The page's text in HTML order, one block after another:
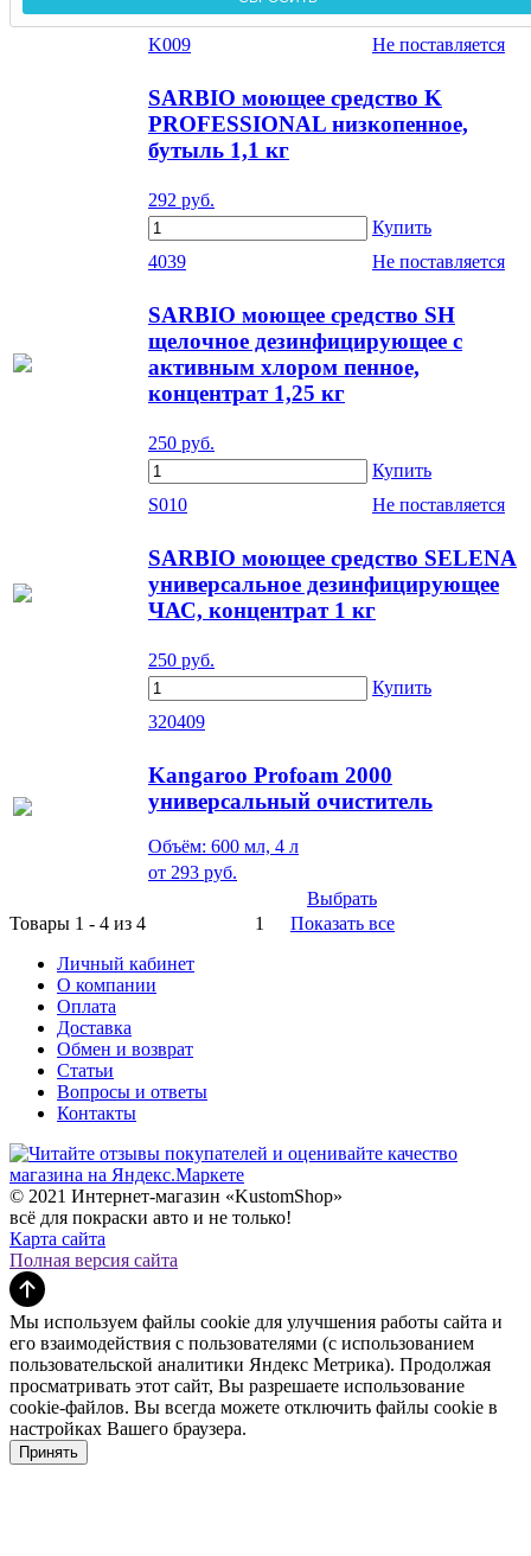
K009 Не поставляется
SARBIO моющее средство K
PROFESSIONAL низкопенное,
бутыль 1,1 кг
292 руб.
Купить
4039
Не поставляется
SARBIO моющее средство SH
щелочное дезинфицирующее с
активным хлором пенное,
концентрат 1,25 кг
250 руб.
Купить
S010
Не поставляется
SARBIO моющее средство SELENA
универсальное дезинфицирующее
ЧАС, концентрат 1 кг
250 руб.
Купить
320409
Kangaroo Profoam 2000
универсальный очиститель
Объём: 600 мл, 4 л
от 293 руб.
Выбрать
Товары 1 - 4 из 4
1
Показать все
Личный кабинет
О компании
Оплата
Доставка
Обмен и возврат
Статьи
Вопросы и ответы
Контакты
© 2021 Интернет-магазин «KustomShop»
всё для покраски авто и не только!
Карта сайта
Полная версия сайта
Мы используем файлы cookie для улучшения работы сайта и
его взаимодействия с пользователями (с использованием
пользовательской аналитики Яндекс Метрика). Продолжая
просматривать этот сайт, Вы разрешаете использование
cookie-файлов. Вы всегда можете отключить файлы cookie в
настройках Вашего браузера.
Принять